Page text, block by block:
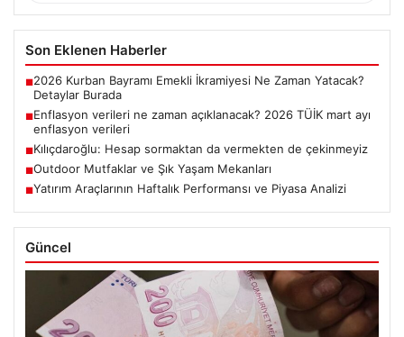
Son Eklenen Haberler
■2026 Kurban Bayramı Emekli İkramiyesi Ne Zaman Yatacak?
Detaylar Burada
■Enflasyon verileri ne zaman açıklanacak? 2026 TÜİK mart ayı
enflasyon verileri
■Kılıçdaroğlu: Hesap sormaktan da vermekten de çekinmeyiz
■Outdoor Mutfaklar ve Şık Yaşam Mekanları
■Yatırım Araçlarının Haftalık Performansı ve Piyasa Analizi
Güncel